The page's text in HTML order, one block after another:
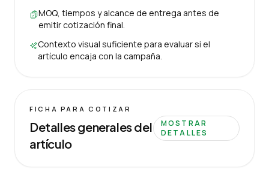
MOQ, tiempos y alcance de entrega antes de
emitir cotización final.
Contexto visual suficiente para evaluar si el
artículo encaja con la campaña.
FICHA PARA COTIZAR
Detalles generales del
artículo
MOSTRAR
DETALLES